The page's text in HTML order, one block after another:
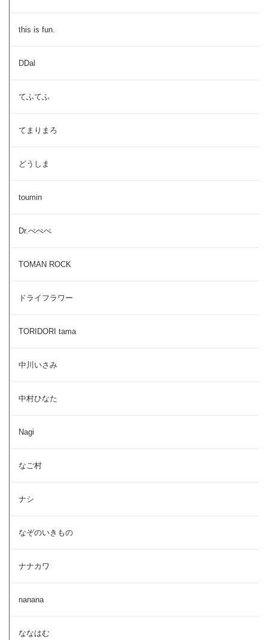
this is fun.
DDal
てふてふ
てまりまろ
どうしま
toumin
Dr.ぺぺぺ
TOMAN ROCK
ドライフラワー
TORIDORI tama
中川いさみ
中村ひなた
Nagi
なご村
ナシ
なぞのいきもの
ナナカワ
nanana
ななはむ